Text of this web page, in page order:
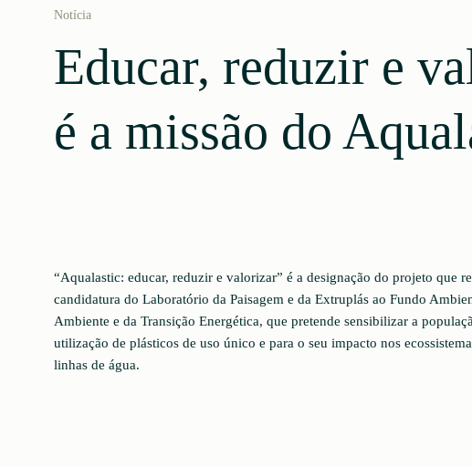
Notícia
Educar, reduzir e
é a missão do
“Aqualastic: educar, reduzir e valorizar” é a designação do projeto que
candidatura do Laboratório da Paisagem e da Extruplás ao Fundo
Ambiente e da Transição Energética, que pretende sensibilizar a
utilização de plásticos de uso único e para o seu impacto nos
linhas de água.